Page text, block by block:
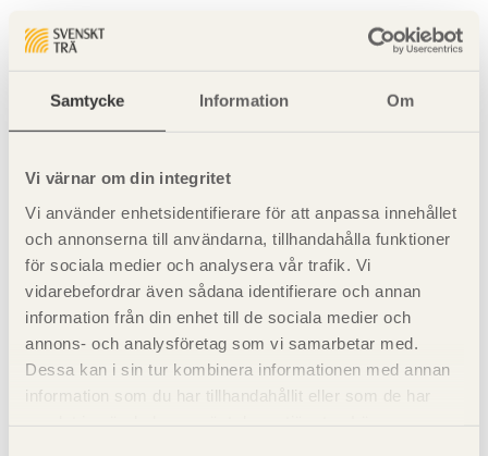
Samtycke Information Om
Vi värnar om din integritet
Vi använder enhetsidentifierare för att anpassa innehållet
och annonserna till användarna, tillhandahålla funktioner
för sociala medier och analysera vår trafik. Vi
vidarebefordrar även sådana identifierare och annan
information från din enhet till de sociala medier och
annons- och analysföretag som vi samarbetar med.
Dessa kan i sin tur kombinera informationen med annan
information som du har tillhandahållit eller som de har
Till ställningsvirke används virke som ska uppfylla kraven
Ställningsplank bör färgmärkas och bör inte användas för
Plank används även som landgångar för olika arbeten.
Bockar av trä används sällan för arbeten över 1,5 meters
höjd. Bockar används främst inomhus för till exempel
arbeten i tak. De spikas ihop och utförs efter lokal
tradition.